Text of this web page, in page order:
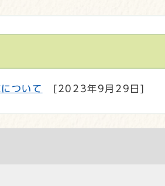
ついて [2023年9月29日]